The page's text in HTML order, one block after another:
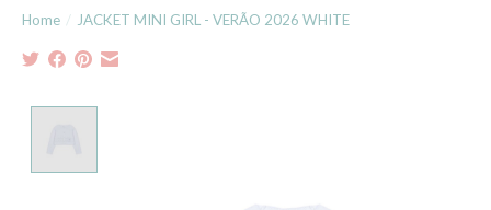
Home / JACKET MINI GIRL - VERÃO 2026 WHITE